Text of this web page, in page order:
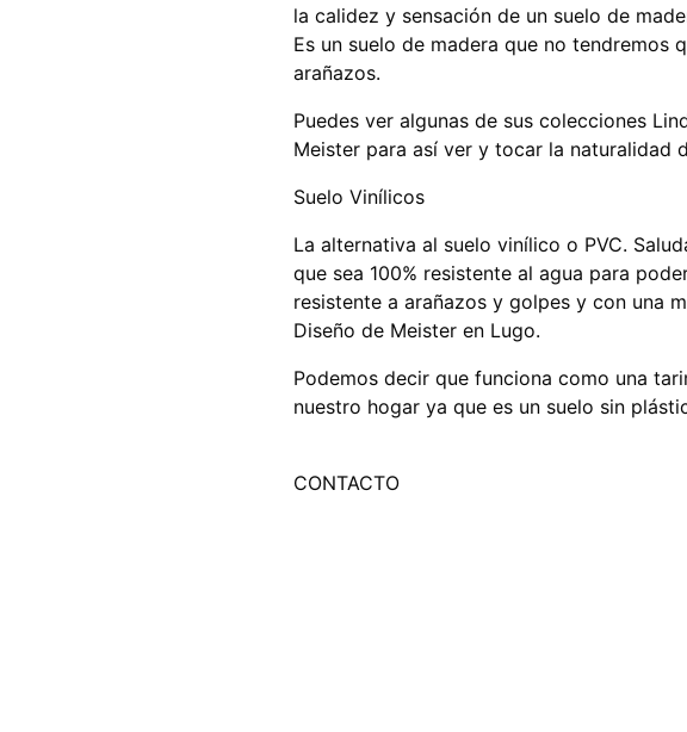
la calidez y sensación de un suelo de
Es un suelo de madera que no
arañazos.
Puedes ver algunas de sus colecciones
Meister para así ver y tocar la naturalidad
Suelo Vinílicos
La alternativa al suelo vinílico o PVC.
que sea 100% resistente al agua para
resistente a arañazos y golpes y con una
Diseño de Meister en Lugo.
Podemos decir que funciona como una
nuestro hogar ya que es un suelo sin
CONTACTO